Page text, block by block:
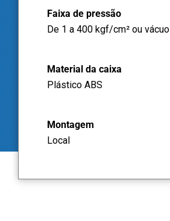
Faixa de pressão
De 1 a 400 kgf/cm² ou vácuo
Material da caixa
Plástico ABS
Montagem
Local